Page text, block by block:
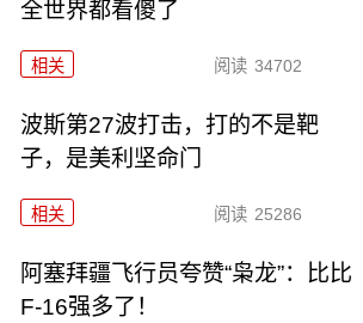
全世界都看傻了
相关 阅读 34702
波斯第27波打击，打的不是靶
子，是美利坚命门
相关 阅读 25286
阿塞拜疆飞行员夸赞“枭龙”：比比
F-16强多了！